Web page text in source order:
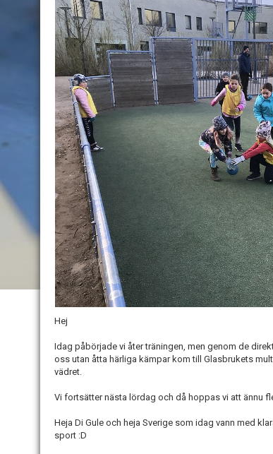
Hej
Idag påbörjade vi åter träningen, men genom de
oss utan åtta härliga kämpar kom till Glasbrukets
vädret.
Vi fortsätter nästa lördag och då hoppas vi att ännu
Heja Di Gule och heja Sverige som idag vann med
sport :D